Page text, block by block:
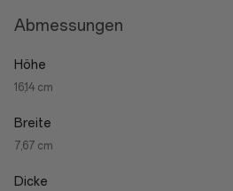
Abmessungen
Höhe
16,14 cm
Breite
7,67 cm
Dicke